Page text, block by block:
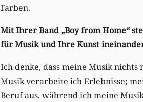
Farben.
Mit Ihrer Band „Boy from Home“
für Musik und Ihre Kunst
Ich denke, dass meine Musik
Musik verarbeite ich Erlebnisse;
Beruf aus, während ich meine